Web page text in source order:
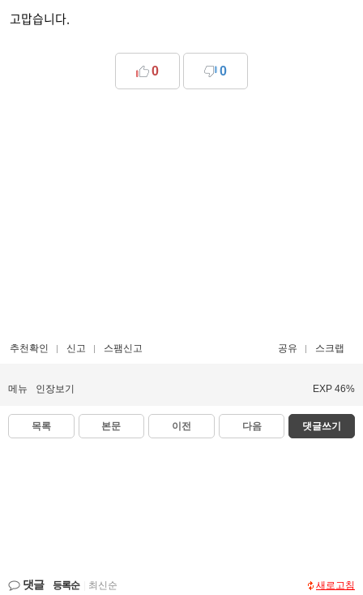
고맙습니다.
0 0
추천확인 신고 스팸신고 공유 스크랩
메뉴 인장보기 EXP 46%
목록 본문 이전 다음 댓글쓰기
댓글 등록순 최신순 새로고침